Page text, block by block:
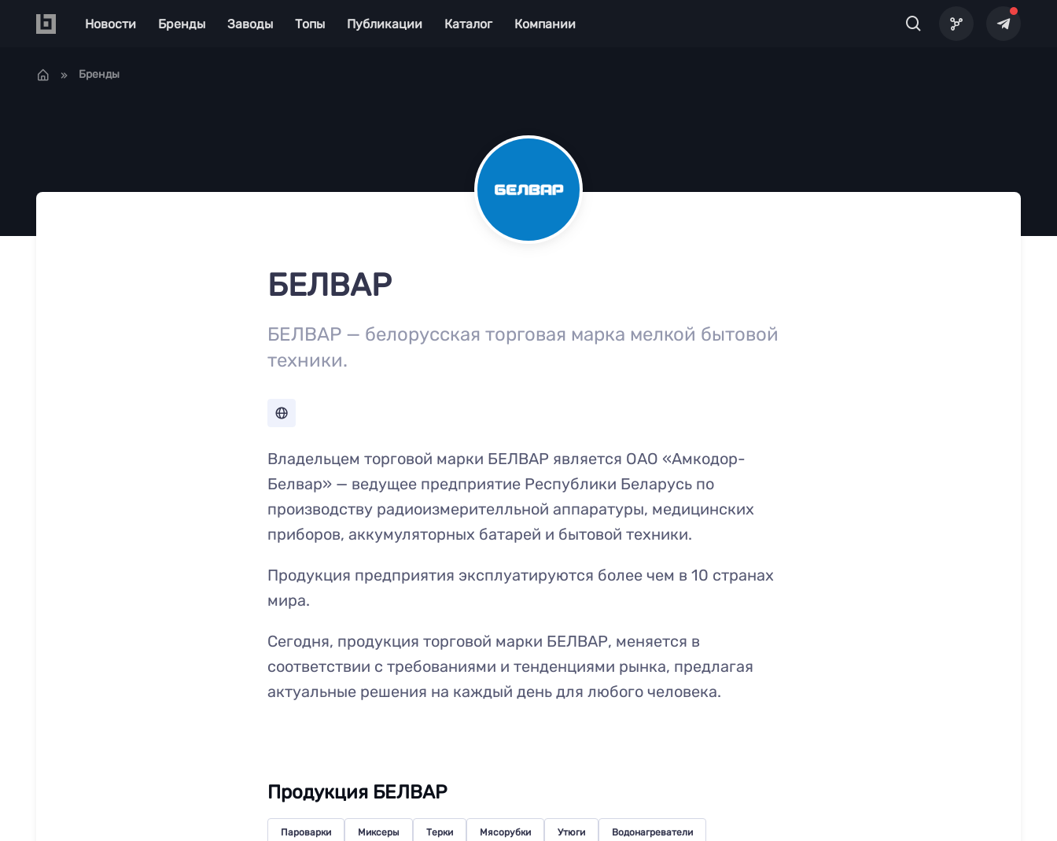
Main navigation
Новости Бренды Заводы Топы Публикации Каталог Компании
Бренды
БЕЛВАР
БЕЛВАР — белорусская торговая марка мелкой бытовой
техники.
Владельцем торговой марки БЕЛВАР является ОАО «Амкодор-
Белвар» — ведущее предприятие Республики Беларусь по
производству радиоизмерителльной аппаратуры, медицинских
приборов, аккумуляторных батарей и бытовой техники.
Продукция предприятия эксплуатируются более чем в 10 странах
мира.
Сегодня, продукция торговой марки БЕЛВАР, меняется в
соответствии с требованиями и тенденциями рынка, предлагая
актуальные решения на каждый день для любого человека.
Продукция БЕЛВАР
Пароварки Миксеры Терки Мясорубки Утюги Водонагреватели